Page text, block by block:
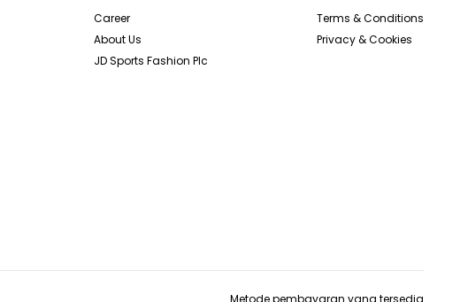
Career
About Us
JD Sports Fashion Plc
Terms & Conditions
Privacy & Cookies
Metode pembayaran yang tersedia